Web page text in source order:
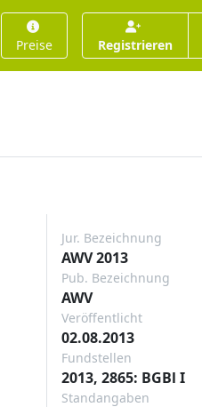
Preise Registrieren
Jur. Bezeichnung
AWV 2013
Pub. Bezeichnung
AWV
Veröffentlicht
02.08.2013
Fundstellen
2013, 2865: BGBl I
Standangaben